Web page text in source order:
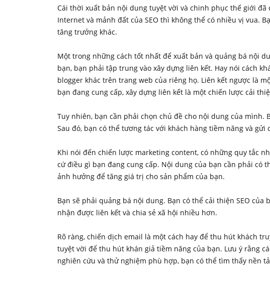
Cái thời xuất bản nội dung tuyệt vời và chinh phục thế giới
Internet và mảnh đất của SEO thì không thể có nhiều vị vua.
tăng trưởng khác.
Một trong những cách tốt nhất để xuất bản và quảng bá nội
bạn, bạn phải tập trung vào xây dựng liên kết. Hay nói cách
blogger khác trên trang web của riêng họ. Liên kết ngược là
bạn đang cung cấp, xây dựng liên kết là một chiến lược cải
Tuy nhiên, bạn cần phải chọn chủ đề cho nội dung của
Sau đó, bạn có thể tương tác với khách hàng tiềm năng và
Khi nói đến chiến lược marketing content, có những quy tắc
cứ điều gì bạn đang cung cấp. Nội dung của bạn cần phải
ảnh hưởng để tăng giá trị cho sản phẩm của bạn.
Bạn sẽ phải quảng bá nội dung. Bạn có thể cải thiện SEO
nhận được liên kết và chia sẻ xã hội nhiều hơn.
Rõ ràng, chiến dịch email là một cách hay để thu hút khách
tuyệt vời để thu hút khán giả tiềm năng của bạn. Lưu ý rằng
nghiên cứu và thử nghiệm phù hợp, bạn có thể tìm thấy nền